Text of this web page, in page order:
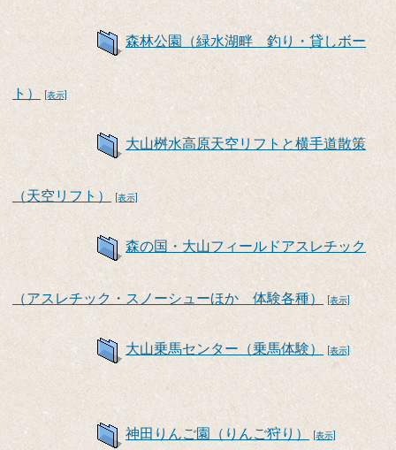
森林公園（緑水湖畔 釣り・貸しボー
ト） [表示]
大山桝水高原天空リフトと横手道散策
（天空リフト） [表示]
森の国・大山フィールドアスレチック
（アスレチック・スノーシューほか 体験各種） [表示]
大山乗馬センター（乗馬体験） [表示]
神田りんご園（りんご狩り） [表示]